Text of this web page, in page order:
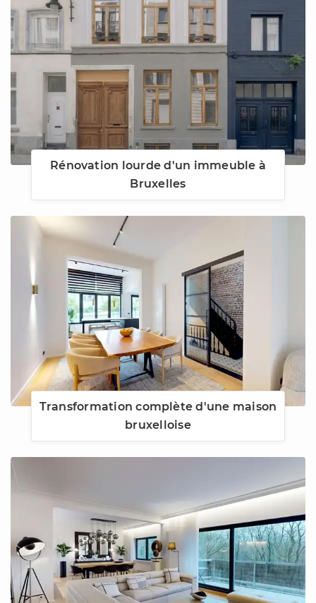
Rénovation lourde d'un immeuble à
Bruxelles
Transformation complète d'une maison
bruxelloise